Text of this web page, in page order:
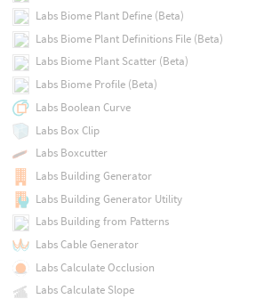
Labs Biome Plant Define (Beta)
Labs Biome Plant Definitions File (Beta)
Labs Biome Plant Scatter (Beta)
Labs Biome Profile (Beta)
Labs Boolean Curve
Labs Box Clip
Labs Boxcutter
Labs Building Generator
Labs Building Generator Utility
Labs Building from Patterns
Labs Cable Generator
Labs Calculate Occlusion
Labs Calculate Slope